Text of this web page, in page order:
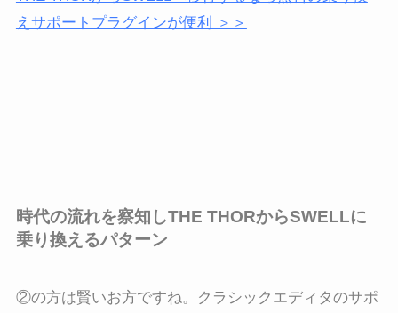
えサポートプラグインが便利 ＞＞
時代の流れを察知しTHE THORからSWELLに
乗り換えるパターン
②の方は賢いお方ですね。クラシックエディタのサポ